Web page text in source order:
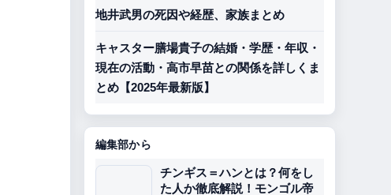
地井武男の死因や経歴、家族まとめ
キャスター膳場貴子の結婚・学歴・年収・
現在の活動・高市早苗との関係を詳しくま
とめ【2025年最新版】
編集部から
チンギス＝ハンとは？何をし
た人か徹底解説！モンゴル帝